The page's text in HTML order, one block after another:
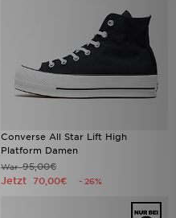
Converse All Star Lift High
Platform Damen
War95,00€
Jetzt 70,00€ - 26%